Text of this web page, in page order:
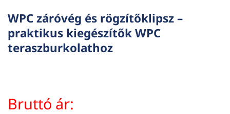
WPC záróvég és rögzítőklipsz –
praktikus kiegészítők WPC
teraszburkolathoz
Bruttó ár: